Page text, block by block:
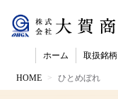
ホーム 取扱銘柄
HOME ひとめぼれ